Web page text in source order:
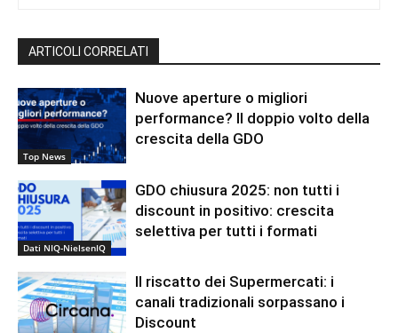
ARTICOLI CORRELATI
Top News
Nuove aperture o migliori
performance? Il doppio volto della
crescita della GDO
Dati NIQ-NielsenIQ
GDO chiusura 2025: non tutti i
discount in positivo: crescita
selettiva per tutti i formati
Il riscatto dei Supermercati: i
canali tradizionali sorpassano i
Discount